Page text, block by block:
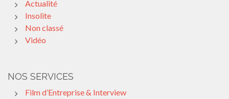
Actualité
Insolite
Non classé
Vidéo
NOS SERVICES
Film d’Entreprise & Interview